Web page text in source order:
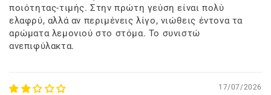
ποιότητας-τιμής. Στην πρώτη γεύση είναι πολύ
ελαφρύ, αλλά αν περιμένεις λίγο, νιώθεις έντονα τα
αρώματα λεμονιού στο στόμα. Το συνιστώ
ανεπιφύλακτα.
17/07/2026